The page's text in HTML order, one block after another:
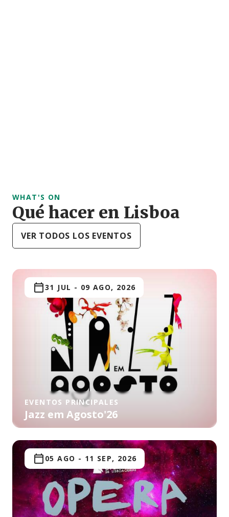
WHAT'S ON
Qué hacer en Lisboa
VER TODOS LOS EVENTOS
31 JUL - 09 AGO, 2026
EVENTOS PRINCIPALES
Jazz em Agosto'26
05 AGO - 11 SEP, 2026